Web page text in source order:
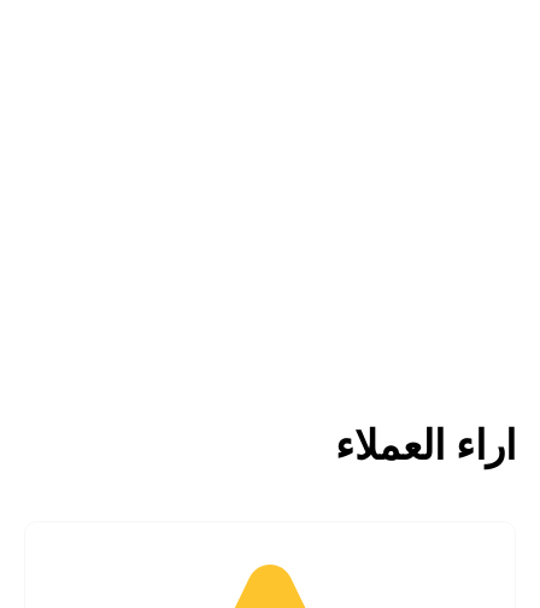
اراء العملاء